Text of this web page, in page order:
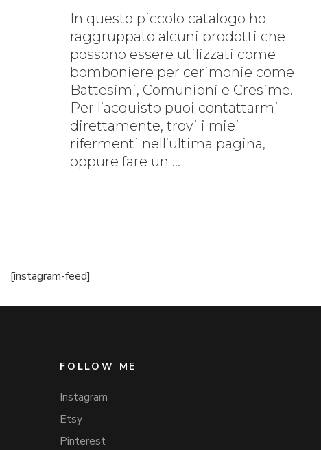
bomboniere
per
Battesimi,
e
Cresime
In questo piccolo catalogo ho
raggruppato alcuni prodotti che
possono essere utilizzati come
bomboniere per cerimonie come
Battesimi, Comunioni e Cresime.
Per l’acquisto puoi contattarmi
direttamente, trovi i miei
rifermenti nell’ultima pagina,
oppure fare un …
[instagram-feed]
FOLLOW ME
Instagram
Etsy
Pinterest